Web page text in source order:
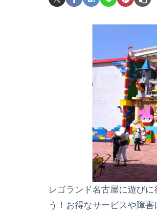
レゴランド名古屋に遊び
う！お得なサービスや障